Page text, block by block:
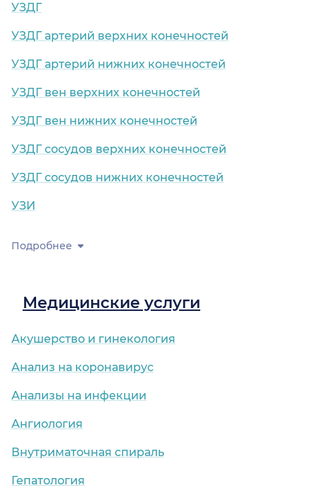
УЗДГ
УЗДГ артерий верхних конечностей
УЗДГ артерий нижних конечностей
УЗДГ вен верхних конечностей
УЗДГ вен нижних конечностей
УЗДГ сосудов верхних конечностей
УЗДГ сосудов нижних конечностей
УЗИ
Подробнее
Медицинские услуги
Акушерство и гинекология
Анализ на коронавирус
Анализы на инфекции
Ангиология
Внутриматочная спираль
Гепатология